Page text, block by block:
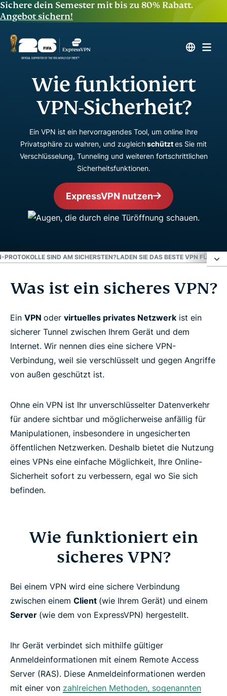
Sichere dein Semester mit bis zu 80% Rabatt.
Angebot sichern!
Wie funktioniert
VPN-Sicherheit?
Ein VPN ist ein hervorragendes Tool, um online Ihre
Privatsphäre zu wahren, und zugleichschütztes Sie mit
Verschlüsselung, Tunneling und weiteren fortschrittlichen
Sicherheitsfunktionen.
ExpressVPN nutzen
PROTOKOLLE SIND AM SICHERSTEN?LADEN SIE DAS BESTE VPN FÜR
Was ist ein sicheres VPN?
Wie funktioniert ein sicheres VPN?
Warum benötige ich ein sicheres VPN?
VPN-Sicherheitsfunktionen
Welche VPN-Protokolle sind am sichersten?
Laden Sie das beste VPN für Sicherheit herunter
Häufig gestellte Fragen
Sind Sie bereit, ein sicheres VPN zu testen?
Was ist ein sicheres VPN?
Ein VPN oder virtuelles privates Netzwerk ist ein
sicherer Tunnel zwischen Ihrem Gerät und dem
Internet. Wir nennen dies eine sichere VPN-
Verbindung, weil sie verschlüsselt und gegen Angriffe
von außen geschützt ist.
Ohne ein VPN ist Ihr unverschlüsselter Datenverkehr
für andere sichtbar und möglicherweise anfällig für
Manipulationen, insbesondere in ungesicherten
öffentlichen Netzwerken. Deshalb bietet die Nutzung
eines VPNs eine einfache Möglichkeit, Ihre Online-
Sicherheit sofort zu verbessern, egal wo Sie sich
befinden.
Wie funktioniert ein
sicheres VPN?
Bei einem VPN wird eine sichere Verbindung
zwischen einem Client (wie Ihrem Gerät) und einem
Server (wie dem von ExpressVPN) hergestellt.
Ihr Gerät verbindet sich mithilfe gültiger
Anmeldeinformationen mit einem Remote Access
Server (RAS). Diese Anmeldeinformationen werden
mit einer von zahlreichen Methoden, sogenannten